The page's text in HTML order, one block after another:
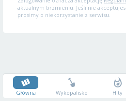
aktualnym brzmieniu. Jeśli nie
prosimy o niekorzystanie z serwisu.
Główna Wykopalisko Hity